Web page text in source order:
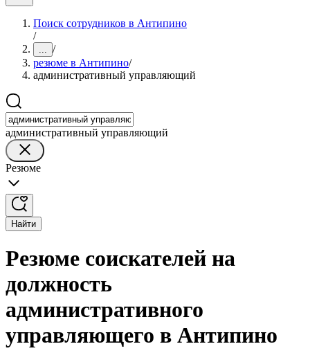
Поиск сотрудников в Антипино
/
... /
резюме в Антипино/
административный управляющий
административный управляющий
Резюме
Найти
Резюме соискателей на
должность
административного
управляющего в Антипино